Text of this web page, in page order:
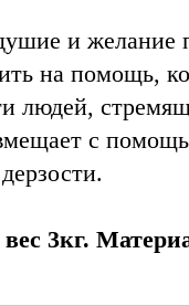
и
на помощь,
людей,
с
3кг.